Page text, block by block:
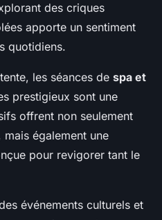
des criques
apporte un sentiment
quotidiens.
les séances de spa et
prestigieux sont une
offrent non seulement
également une
pour revigorer tant le
événements culturels et